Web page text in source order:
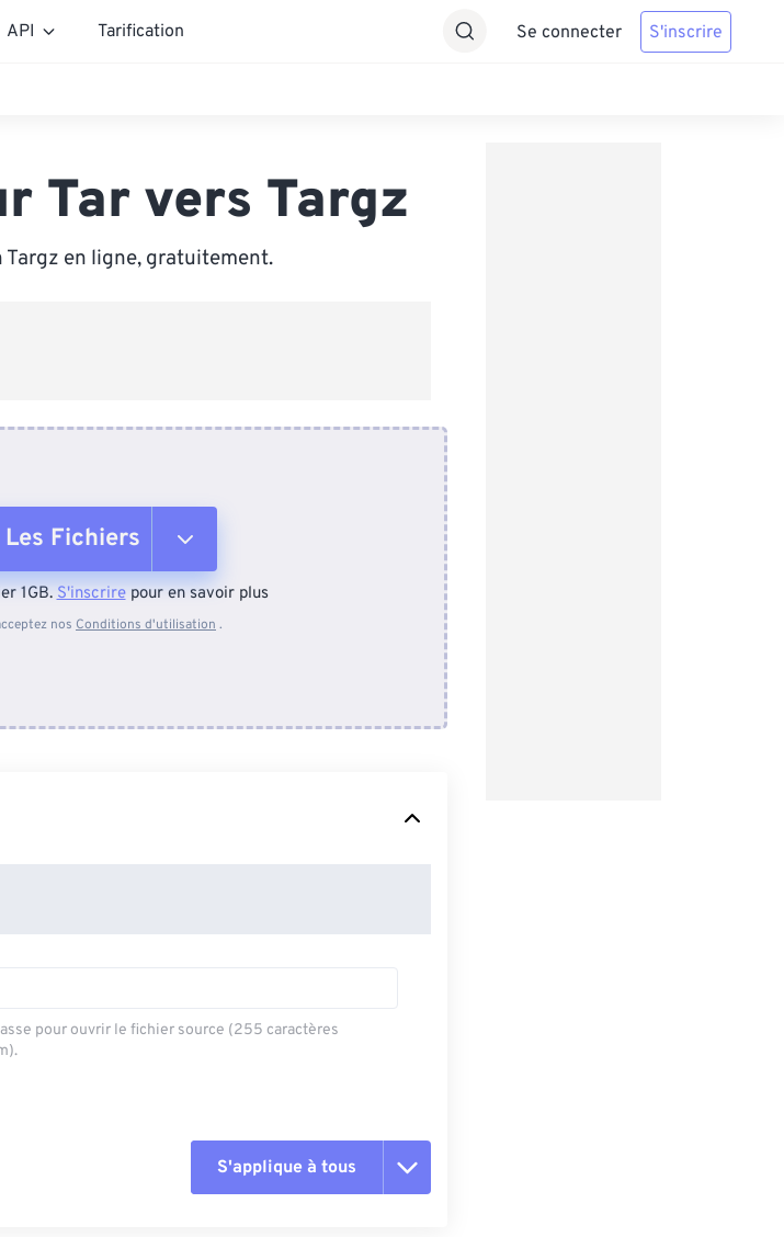
API Tarification Se connecter S'inscrire
Tar vers Targz
Targz en ligne, gratuitement.
Fichiers
l'appareil
1GB.S'inscrirepour en savoir plus
nos Conditions d'utilisation .
pour ouvrir le fichier source (255 caractères
S'applique à tous